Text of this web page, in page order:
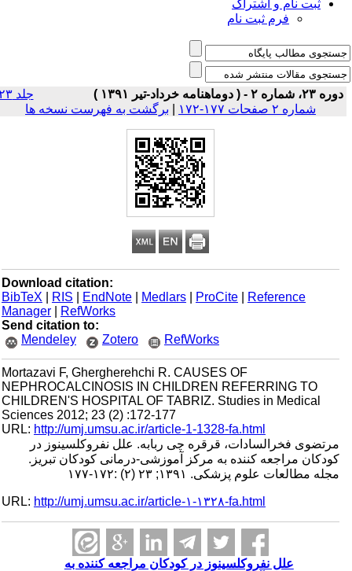
ثبت نام و اشتراک
فرم ثبت نام
دوره ۲۳، شماره ۲ - ( دوماهنامه خرداد-تیر ۱۳۹۱ )
جلد ۲۳
شماره ۲ صفحات ۱۷۷-۱۷۲
| برگشت به فهرست نسخه ها
Download citation:
BibTeX
| RIS |EndNote |Medlars |ProCite |Reference
Manager
|RefWorks
Send citation to:
Mendeley
Zotero RefWorks
Mortazavi F, Ghergherehchi R. CAUSES OF
NEPHROCALCINOSIS IN CHILDREN REFERRING TO
CHILDREN'S HOSPITAL OF TABRIZ. Studies in Medical
Sciences 2012; 23 (2) :172-177
URL:http://umj.umsu.ac.ir/article-1-1328-fa.html
مرتضوی فخرالسادات، قرقره چی ربابه. علل نفروکلسینوز در
کودکان مراجعه کننده به مرکز آموزشی-درمانی کودکان تبریز.
مجله مطالعات علوم پزشکی. ۱۳۹۱; ۲۳ (۲) :۱۷۲-۱۷۷
URL:http://umj.umsu.ac.ir/article-۱-۱۳۲۸-fa.html
علل نفروکلسینوز در کودکان مراجعه کننده به